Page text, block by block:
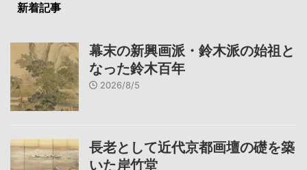
新着記事
幕末の新興画派・鈴木派の始祖と
なった鈴木百年
2026/8/5
長老として近代京都画壇の礎を築
いた岸竹堂